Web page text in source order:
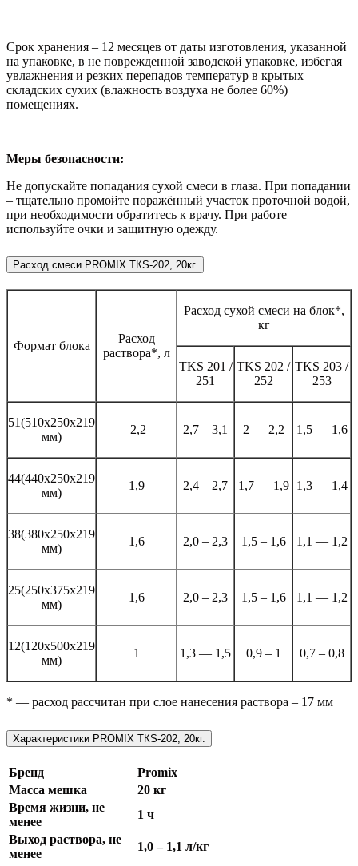
Срок хранения – 12 месяцев от даты изготовления, указанной
на упаковке, в не поврежденной заводской упаковке, избегая
увлажнения и резких перепадов температур в крытых
складских сухих (влажность воздуха не более 60%)
помещениях.
Меры безопасности:
Не допускайте попадания сухой смеси в глаза. При попадании
– тщательно промойте поражённый участок проточной водой,
при необходимости обратитесь к врачу. При работе
используйте очки и защитную одежду.
Расход смеси PROMIX ТКS-202, 20кг.
Формат блока
Расход
раствора*, л
Расход сухой смеси на блок*,
кг
TKS 201 /
251
TKS 202 /
252
TKS 203 /
253
51(510х250х219
мм)
2,2 2,7 – 3,1 2 — 2,2 1,5 — 1,6
44(440х250х219
мм)
1,9 2,4 – 2,7 1,7 — 1,9 1,3 — 1,4
38(380х250х219
мм)
1,6 2,0 – 2,3 1,5 – 1,6 1,1 — 1,2
25(250х375х219
мм)
1,6 2,0 – 2,3 1,5 – 1,6 1,1 — 1,2
12(120x500x219
мм)
1 1,3 — 1,5 0,9 – 1 0,7 – 0,8
* — расход рассчитан при слое нанесения раствора – 17 мм
Характеристики PROMIX ТКS-202, 20кг.
Бренд
Promix
Масса мешка
20 кг
Время жизни, не
менее
1 ч
Выход раствора, не
менее
1,0 – 1,1 л/кг